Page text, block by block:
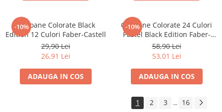
-10%
Creioane Colorate Black
Edition 12 Culori Faber-Castell
29,90 Lei
26,91 Lei
ADAUGA IN COS
-10%
Creioane Colorate 24 Culori
Pastel Black Edition Faber-
Castell
58,90 Lei
53,01 Lei
ADAUGA IN COS
1 2 3 ... 16